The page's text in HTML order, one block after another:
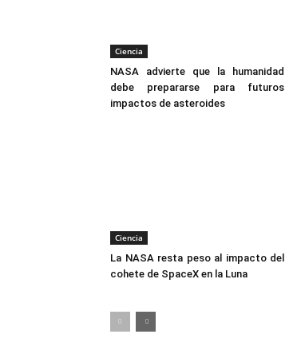
Ciencia
NASA advierte que la humanidad
debe prepararse para futuros
impactos de asteroides
Ciencia
La NASA resta peso al impacto del
cohete de SpaceX en la Luna